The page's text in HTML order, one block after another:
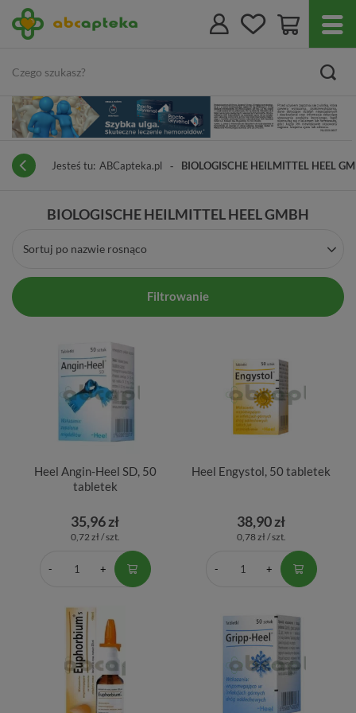
Jesteś tu: ABCapteka.pl BIOLOGISCHE HEILMITTEL HEEL
BIOLOGISCHE HEILMITTEL HEEL GMBH
Sortuj po nazwie rosnąco
Filtrowanie
Heel Angin-Heel SD, 50
tabletek
35,96 zł
0,72 zł / szt.
Heel Engystol, 50 tabletek
38,90 zł
0,78 zł / szt.